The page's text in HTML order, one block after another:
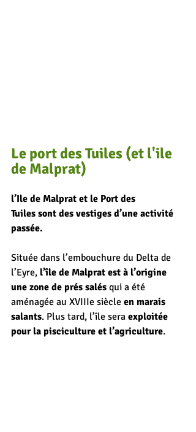
Le port des Tuiles (et l'ile
de Malprat)
l’Ile de Malprat et le Port des
Tuiles sont des vestiges d’une activité
passée.
Située dans l’embouchure du Delta de
l’Eyre, l’île de Malprat est à l’origine
une zone de prés salés qui a été
aménagée au XVIIIe siècle en marais
salants. Plus tard, l’île sera exploitée
pour la pisciculture et l’agriculture.